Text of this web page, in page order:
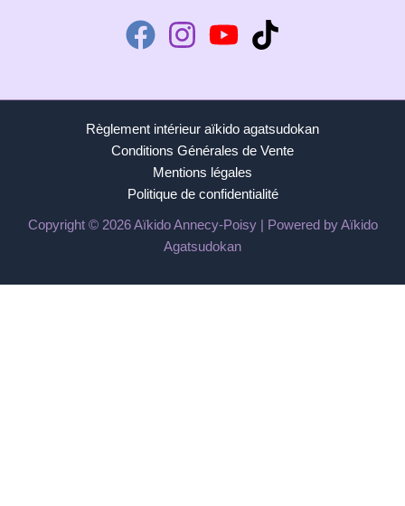
Règlement intérieur aïkido agatsudokan
Conditions Générales de Vente
Mentions légales
Politique de confidentialité
Copyright © 2026 Aïkido Annecy-Poisy | Powered by Aïkido
Agatsudokan